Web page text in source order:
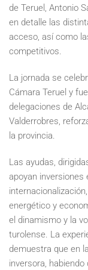
de Teruel, Antonio
en detalle las
acceso, así como
competitivos.
La jornada se
Cámara Teruel y
delegaciones de
Valderrobres,
la provincia.
Las ayudas,
apoyan inversiones
energético y
el dinamismo y la
turolense. La
demuestra que en
inversora,